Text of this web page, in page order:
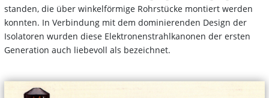
standen, die über winkelförmige Rohrstücke montiert werden
konnten. In Verbindung mit dem dominierenden Design der
Isolatoren wurden diese Elektronenstrahlkanonen der ersten
Generation auch liebevoll als bezeichnet.